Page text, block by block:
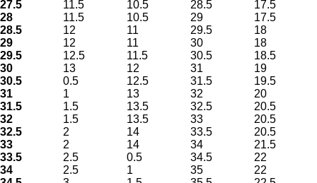
27.5 11.5 10.5 28.5
17.5
28
11.5 10.5 29
17.5
28.5
12 11 29.5
18
29
12 11 30
18
29.5
12.5 11.5 30.5
18.5
30
13 12 31
19
30.5
0.5 12.5 31.5
19.5
31
1 13 32
20
31.5
1.5 13.5 32.5
20.5
32
1.5 13.5 33
20.5
32.5
2 14 33.5
20.5
33
2 14 34
21.5
33.5
2.5 0.5 34.5
22
34
2.5 1 35
22